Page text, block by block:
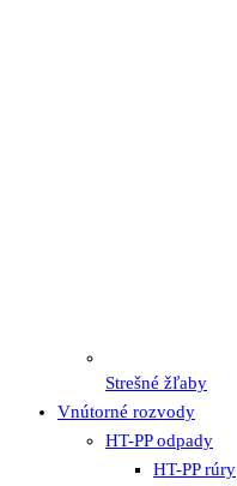
Strešné žľaby
Vnútorné rozvody
HT-PP odpady
HT-PP rúry